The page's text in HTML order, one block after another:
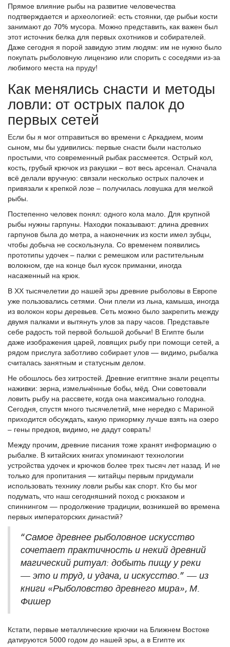
Прямое влияние рыбы на развитие человечества
подтверждается и археологией: есть стоянки, где рыбьи кости
занимают до 70% мусора. Можно представить, как важен был
этот источник белка для первых охотников и собирателей.
Даже сегодня я порой завидую этим людям: им не нужно было
покупать рыболовную лицензию или спорить с соседями из-за
любимого места на пруду!
Как менялись снасти и методы
ловли: от острых палок до
первых сетей
Если бы я мог отправиться во времени с Аркадием, моим
сыном, мы бы удивились: первые снасти были настолько
простыми, что современный рыбак рассмеется. Острый кол,
кость, грубый крючок из ракушки – вот весь арсенал. Сначала
всё делали вручную: связали несколько острых палочек и
привязали к крепкой лозе – получилась ловушка для мелкой
рыбы.
Постепенно человек понял: одного кола мало. Для крупной
рыбы нужны гарпуны. Находки показывают: длина древних
гарпунов была до метра, а наконечник из кости имел зубцы,
чтобы добыча не соскользнула. Со временем появились
прототипы удочек – палки с ремешком или растительным
волокном, где на конце был кусок приманки, иногда
насаженный на крюк.
В ХХ тысячелетии до нашей эры древние рыболовы в Европе
уже пользовались сетями. Они плели из льна, камыша, иногда
из волокон коры деревьев. Сеть можно было закрепить между
двумя палками и вытянуть улов за пару часов. Представьте
себе радость той первой большой добычи! В Египте были
даже изображения царей, ловящих рыбу при помощи сетей, а
рядом прислуга заботливо собирает улов — видимо, рыбалка
считалась занятным и статусным делом.
Не обошлось без хитростей. Древние египтяне знали рецепты
наживки: зерна, измельчённые бобы, мёд. Они советовали
ловить рыбу на рассвете, когда она максимально голодна.
Сегодня, спустя много тысячелетий, мне нередко с Мариной
приходится обсуждать, какую прикормку лучше взять на озеро
– гены предков, видимо, не дадут соврать!
Между прочим, древние писания тоже хранят информацию о
рыбалке. В китайских книгах упоминают технологии
устройства удочек и крючков более трех тысяч лет назад. И не
только для пропитания — китайцы первым придумали
использовать технику ловли рыбы как спорт. Кто бы мог
подумать, что наш сегодняшний поход с рюкзаком и
спиннингом — продолжение традиции, возникшей во времена
первых императорских династий?
“Самое древнее рыболовное искусство
сочетает практичность и некий древний
магический ритуал: добыть пищу у реки
— это и труд, и удача, и искусство.” — из
книги «Рыболовство древнего мира», М.
Фишер
Кстати, первые металлические крючки на Ближнем Востоке
датируются 5000 годом до нашей эры, а в Египте их